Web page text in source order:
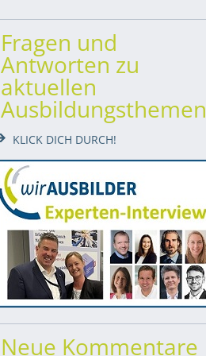
Fragen und
Antworten zu
aktuellen
Ausbildungsthemen
KLICK DICH DURCH!
Neue Kommentare